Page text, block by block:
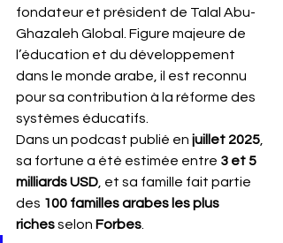
fondateur et président de Talal Abu-
Ghazaleh Global. Figure majeure de
l’éducation et du développement
dans le monde arabe, il est reconnu
pour sa contribution à la réforme des
systèmes éducatifs.
Dans un podcast publié en juillet 2025
sa fortune a été estimée entre 3 et 5
milliards USD , et sa famille fait partie
des 100 familles arabes les plus
riches selon Forbes